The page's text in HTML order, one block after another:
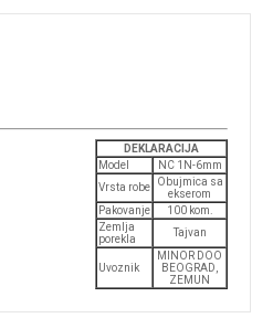
DEKLARACIJA
Model
NC 1N-6mm
Vrsta robe
Obujmica sa
ekserom
Pakovanje
100 kom.
Zemlja
porekla
Tajvan
Uvoznik
MINOR DOO
BEOGRAD,
ZEMUN